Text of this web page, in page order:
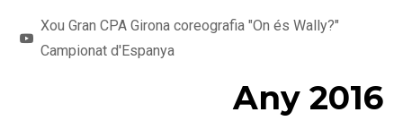
Xou Gran CPA Girona coreografia "On és Wally?"
Campionat d'Espanya
Any 2016